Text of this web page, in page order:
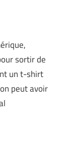
sortir de
un t-shirt
peut avoir